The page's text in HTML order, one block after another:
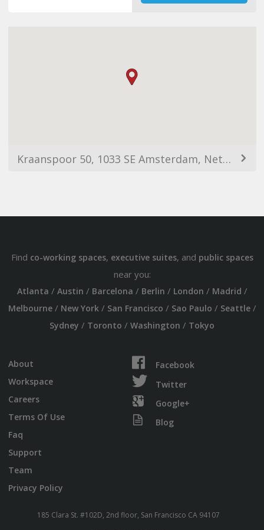
Kraanspoor 50, 1033 SE Amsterdam, Netherlands
Find co-working spaces, executive suites, and public spaces
near you:
Atlanta / Austin / Barcelona / Berlin / London / Madrid /
Melbourne/ New York/ San Francisco / Sao Paulo / Seattle/
Sydney / Toronto / Washington / Tokyo
About
Workspace
Careers
Terms Of Use
Faq
Support
Team
Privacy Policy
Facebook
Twitter
Google+
Blog
185 Clara St. #102D, 2nd floor, San Francisco CA 94107